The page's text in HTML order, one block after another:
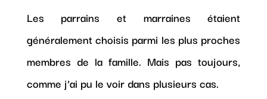
Les parrains et marraines étaient
généralement choisis parmi les plus proches
membres de la famille. Mais pas toujours,
comme j’ai pu le voir dans plusieurs cas.